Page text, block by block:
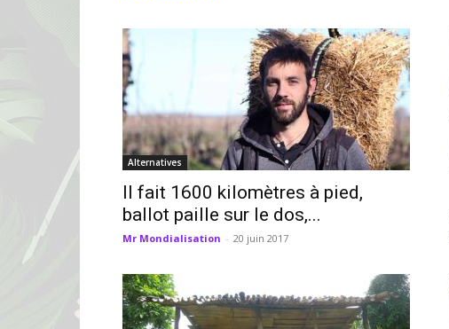
Alternatives
Il fait 1600 kilomètres à pied,
ballot paille sur le dos,...
Mr Mondialisation - 20 juin 2017